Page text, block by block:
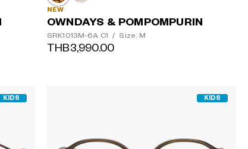
NEW
OWNDAYS & POMPOMPURIN
SRK1013M-6A C1 / Size: M
THB3,990.00
KIDS KIDS